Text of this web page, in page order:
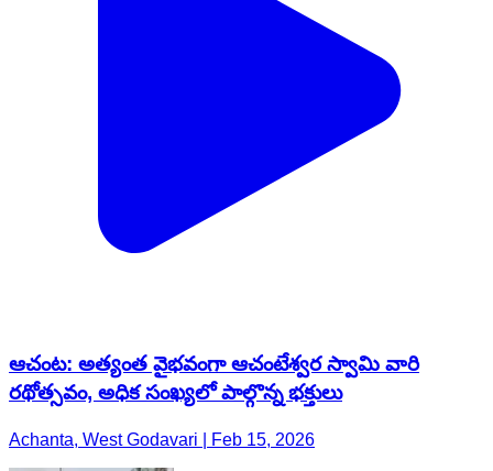
ఆచంట: అత్యంత వైభవంగా ఆచంటేశ్వర స్వామి వారి
రథోత్సవం, అధిక సంఖ్యలో పాల్గొన్న భక్తులు
Achanta, West Godavari | Feb 15, 2026